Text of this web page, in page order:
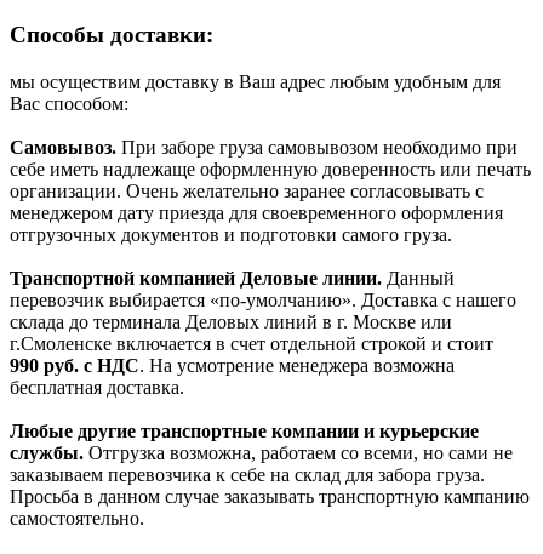
Способы доставки:
мы осуществим доставку в Ваш адрес любым удобным для
Вас способом:
Самовывоз. При заборе груза самовывозом необходимо при
себе иметь надлежаще оформленную доверенность или печать
организации. Очень желательно заранее согласовывать с
менеджером дату приезда для своевременного оформления
отгрузочных документов и подготовки самого груза.
Транспортной компанией Деловые линии. Данный
перевозчик выбирается «по-умолчанию». Доставка с нашего
склада до терминала Деловых линий в г. Москве или
г.Смоленске включается в счет отдельной строкой и стоит
990 руб. с НДС. На усмотрение менеджера возможна
бесплатная доставка.
Любые другие транспортные компании и курьерские
службы. Отгрузка возможна, работаем со всеми, но сами не
заказываем перевозчика к себе на склад для забора груза.
Просьба в данном случае заказывать транспортную кампанию
самостоятельно.